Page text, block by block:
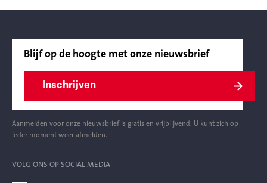
Blijf op de hoogte met onze nieuwsbrief
Inschrijven
Aanmelden voor onze nieuwsbrief is gratis en vrijblijvend. U kunt zich op
ieder moment weer afmelden.
VOLG ONS OP SOCIAL MEDIA